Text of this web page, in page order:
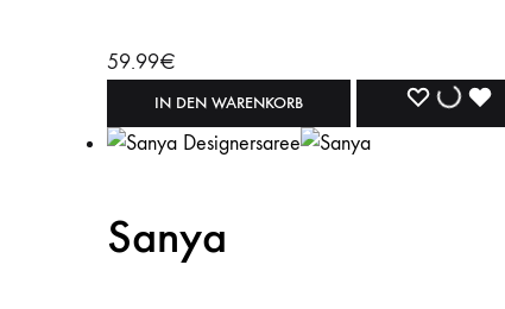
59.99€
IN DEN WARENKORB WISHLIST
Sanya